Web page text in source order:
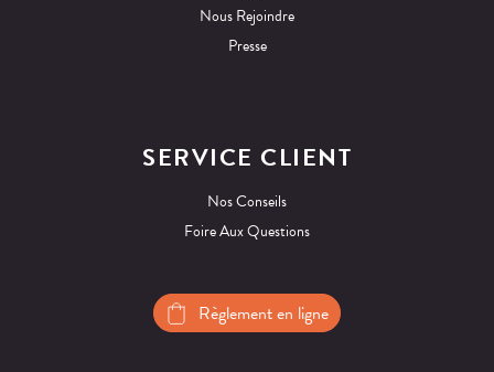
Nous Rejoindre
Presse
SERVICE CLIENT
Nos Conseils
Foire Aux Questions
Règlement en ligne